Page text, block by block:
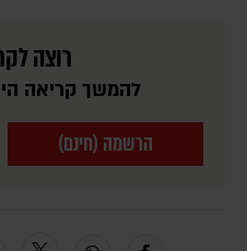
רוצה
להמשך קריאה
הרשמה (חינם)